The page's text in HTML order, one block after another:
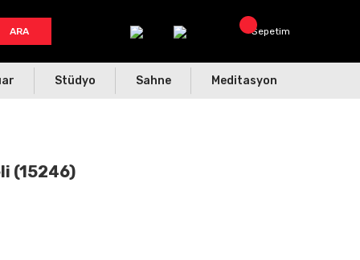
ARA Sepetim
Stüdyo Sahne Meditasyon
(15246)